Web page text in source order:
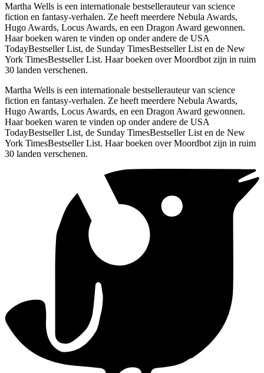
Martha Wells is een internationale bestsellerauteur van science
fiction en fantasy-verhalen. Ze heeft meerdere Nebula Awards,
Hugo Awards, Locus Awards, en een Dragon Award gewonnen.
Haar boeken waren te vinden op onder andere de USA
TodayBestseller List, de Sunday TimesBestseller List en de New
York TimesBestseller List. Haar boeken over Moordbot zijn in ruim
30 landen verschenen.
Martha Wells is een internationale bestsellerauteur van science
fiction en fantasy-verhalen. Ze heeft meerdere Nebula Awards,
Hugo Awards, Locus Awards, en een Dragon Award gewonnen.
Haar boeken waren te vinden op onder andere de USA
TodayBestseller List, de Sunday TimesBestseller List en de New
York TimesBestseller List. Haar boeken over Moordbot zijn in ruim
30 landen verschenen.